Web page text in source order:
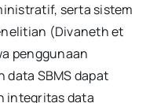
serta sistem
(Divaneth et
penggunaan
SBMS dapat
integritas data